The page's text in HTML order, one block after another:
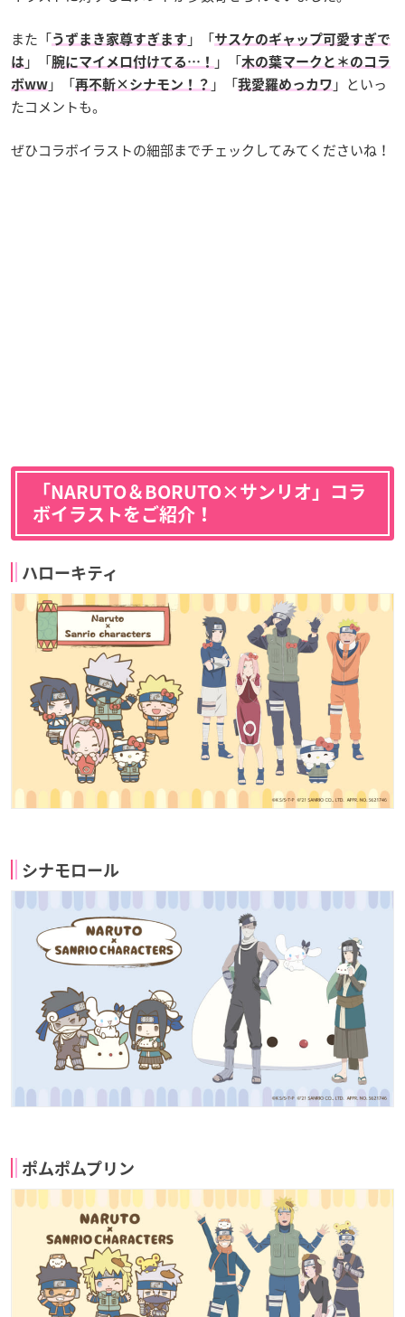
また「うずまき家尊すぎます 」「サスケのギャップ可愛すぎで
は 」「腕にマイメロ付けてる…！ 」「木の葉マークと＊のコラ
ボww 」「再不斬×シナモン！？ 」「我愛羅めっカワ 」といっ
たコメントも。
ぜひコラボイラストの細部までチェックしてみてくださいね！
「NARUTO＆BORUTO×サンリオ」コラ
ボイラストをご紹介！
ハローキティ
シナモロール
ポムポムプリン